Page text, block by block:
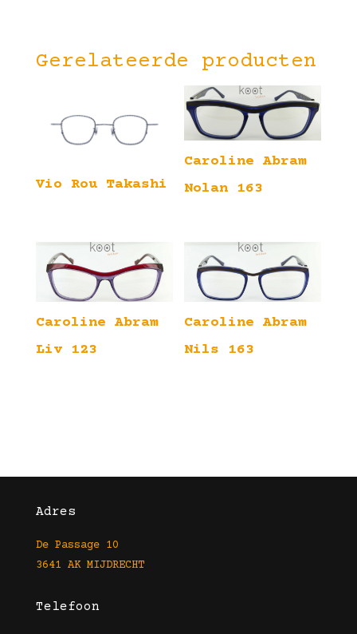
Gerelateerde producten
Vio Rou Takashi
Caroline Abram
Nolan 163
Caroline Abram
Liv 123
Caroline Abram
Nils 163
Adres
De Passage 10
3641 AK MIJDRECHT
Telefoon